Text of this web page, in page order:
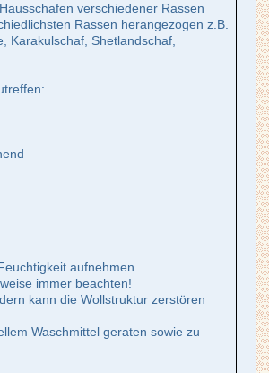
verschiedener Rassen
Rassen herangezogen z.B.
Karakulschaf, Shetlandschaf,
aufnehmen
immer beachten!
kann die Wollstruktur zerstören
Waschmittel geraten sowie zu